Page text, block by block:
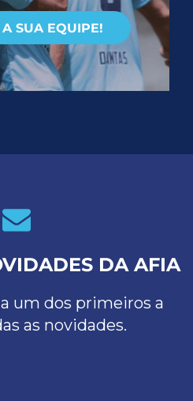
SUA EQUIPE!
DA AFIA
um dos primeiros a
as novidades.